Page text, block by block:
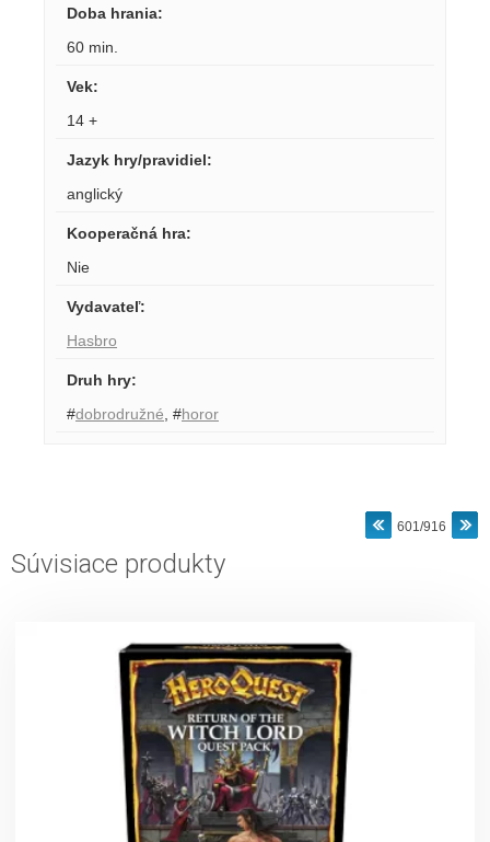
Doba hrania:
60 min.
Vek:
14 +
Jazyk hry/pravidiel:
anglický
Kooperačná hra:
Nie
Vydavateľ:
Hasbro
Druh hry:
#dobrodružné #horor
601/916
Súvisiace produkty